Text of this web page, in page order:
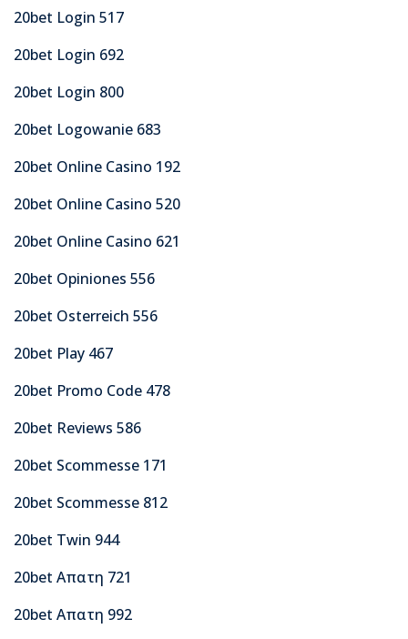
20bet Login 517
20bet Login 692
20bet Login 800
20bet Logowanie 683
20bet Online Casino 192
20bet Online Casino 520
20bet Online Casino 621
20bet Opiniones 556
20bet Osterreich 556
20bet Play 467
20bet Promo Code 478
20bet Reviews 586
20bet Scommesse 171
20bet Scommesse 812
20bet Twin 944
20bet Απατη 721
20bet Απατη 992